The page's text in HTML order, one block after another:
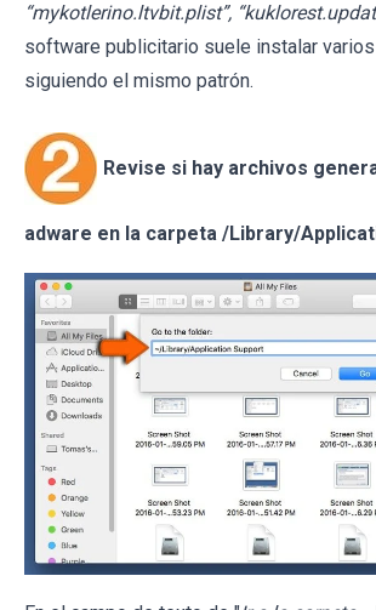
“mykotlerino.ltvbit.plist”,
software publicitario suele instalar
siguiendo el mismo patrón.
Revise si hay archivos
adware en la carpeta /Library/